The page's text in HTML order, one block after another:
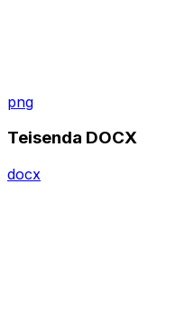
png
Teisenda DOCX
docx